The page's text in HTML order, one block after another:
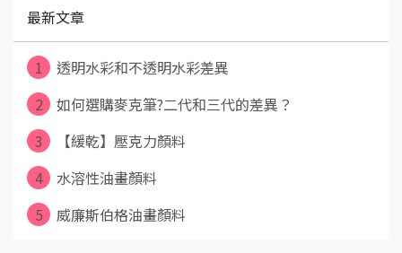
最新文章
1
透明水彩和不透明水彩差異
2
如何選購麥克筆?二代和三代的差異？
3
【緩乾】壓克力顏料
4
水溶性油畫顏料
5
威廉斯伯格油畫顏料